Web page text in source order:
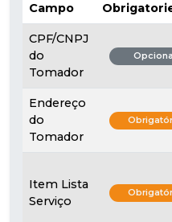
Campo
CPF/CNPJ
do
Tomador
Endereço
do
Tomador
Item Lista
Serviço